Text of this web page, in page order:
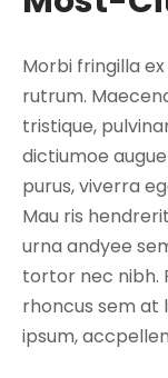
Morbi fringilla
rutrum.
tristique,
dictiumoe
purus, viverra
Mau ris
urna andyee
tortor nec nibh.
rhoncus sem at
ipsum,